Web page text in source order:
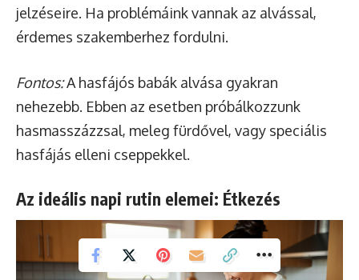
jelzéseire. Ha problémáink vannak az alvással,
érdemes szakemberhez fordulni.
Fontos:A hasfájós babák alvása gyakran
nehezebb. Ebben az esetben próbálkozzunk
hasmasszázzsal, meleg fürdővel, vagy speciális
hasfájás elleni cseppekkel.
Az ideális napi rutin elemei: Étkezés